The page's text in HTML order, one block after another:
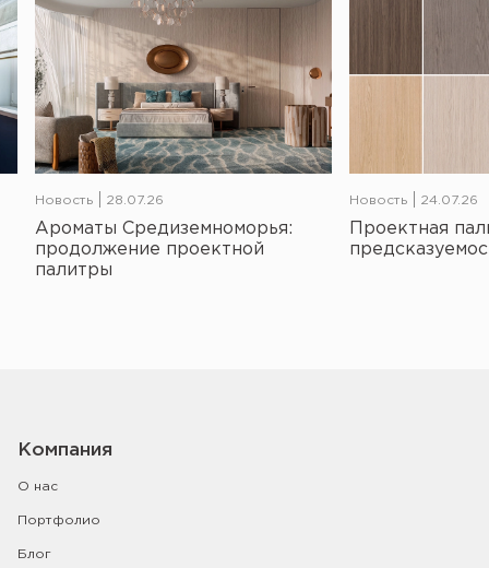
Новость 28.07.26
Ароматы Средиземноморья:
продолжение проектной
палитры
Новость 24.07.26
Проектная
Компания
О нас
Портфолио
Блог